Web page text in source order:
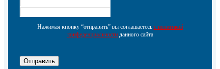
Нажимая кнопку “отправить” вы соглашаетесь с политикой
конфеденциальностиданного сайта
Отправить